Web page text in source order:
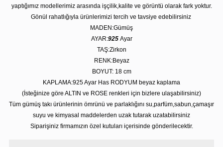
yaptığımız modellerimiz arasında işçilik,kalite ve görüntü olarak fark yoktur.
Gönül rahatlığıyla ürünlerimizi tercih ve tavsiye edebilirsiniz
MADEN:Gümüş
AYAR:925 Ayar
TAŞ:Zirkon
RENK:Beyaz
BOYUT: 18 cm
KAPLAMA:925 Ayar Has RODYUM beyaz kaplama
(İsteğinize göre ALTIN ve ROSE renkleri için bizlere ulaşabilirsiniz)
Tüm gümüş takı ürünlerinin ömrünü ve parlaklığını su,parfüm,sabun,çamaşır
suyu ve kimyasal maddelerden uzak tutarak uzatabilirsiniz
Siparişiniz firmamızın özel kutuları içerisinde gönderilecektir.